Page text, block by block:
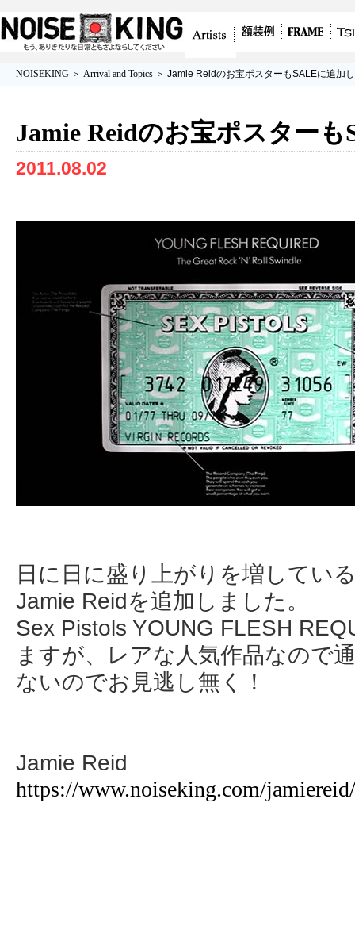
品を販売
縁
NOISEKING ＞ Arrival and Topics ＞ Jamie Reidのお宝ポスターもSALEに追加
Jamie Reidのお宝ポスター
2011.08.02
日に日に盛り上がりを増してい
Jamie Reidを追加しました。
Sex Pistols YOUNG FLESH
ますが、レアな人気作品なので
ないのでお見逃し無く！
Jamie Reid
https://www.noiseking.com/jamiereid/